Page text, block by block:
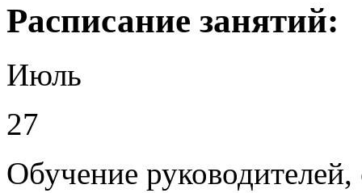
Раcписание занятий:
Июль
27
Обучение